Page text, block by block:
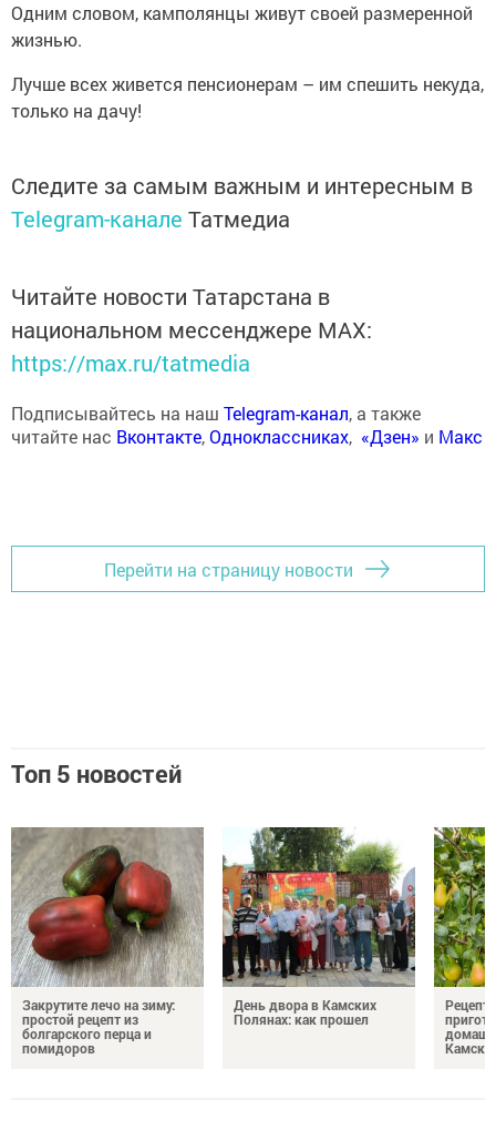
Одним словом, камполянцы живут своей размеренной
жизнью.
Лучше всех живется пенсионерам – им спешить некуда,
только на дачу!
Следите за самым важным и интересным в
Telegram-канале Татмедиа
Читайте новости Татарстана в
национальном мессенджере MАХ:
https://max.ru/tatmedia
Подписывайтесь на наш Telegram-канал, а также
читайте нас Вконтакте,Одноклассниках, «Дзен» и Макс
Перейти на страницу новости
Топ 5 новостей
Закрутите лечо на зиму:
простой рецепт из
болгарского перца и
помидоров
День двора в Камских
Полянах: как прошел